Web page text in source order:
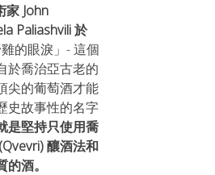
家 John
Paliashvili 於
雞的眼淚」- 這個
於喬治亞古老的
尖的葡萄酒才能
史故事性的名字
是堅持只使用喬
釀酒法和
酒。